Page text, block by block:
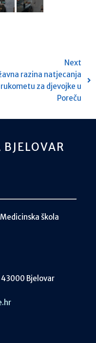
Next
razina natjecanja
rukometu za djevojke u
Poreču
škola
43000 Bjelovar